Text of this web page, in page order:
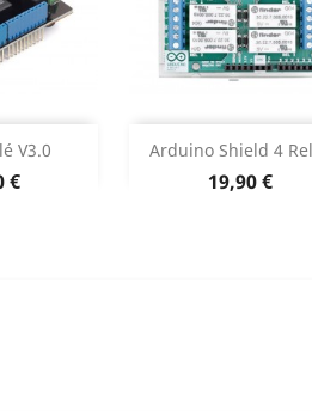
V3.0
€

produto
Arduino Shield 4
Preço
19,90 €
